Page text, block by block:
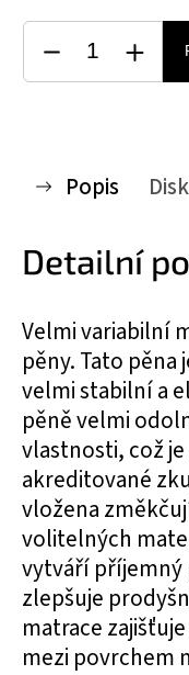
Popis
Detailní
Velmi variabilní
pěny. Tato pěna
velmi stabilní a
pěně velmi
vlastnosti, což
akreditované
vložena
volitelných
vytváří příjemný
zlepšuje
matrace
mezi povrchem